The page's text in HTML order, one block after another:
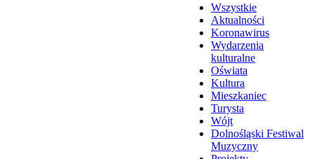
Wszystkie
Aktualności
Koronawirus
Wydarzenia
kulturalne
Oświata
Kultura
Mieszkaniec
Turysta
Wójt
Dolnośląski Festiwal
Muzyczny